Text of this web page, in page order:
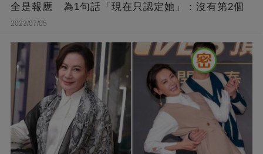
全是報應 為1句話「現在只認定她」：沒有第2個
2023/07/05